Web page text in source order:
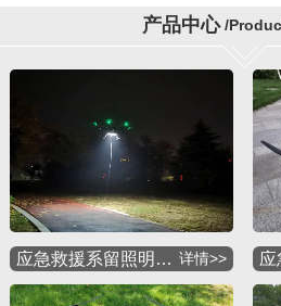
司自成立以来以其独特的设计
获得国内外客户的一致好评。
产品中心 /
应急救援系留照明… 详情>>